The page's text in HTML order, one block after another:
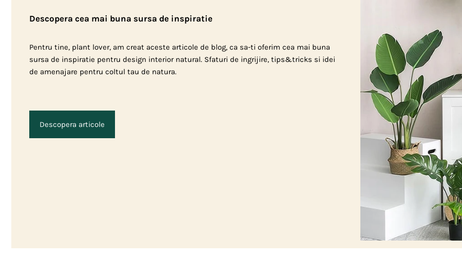
Descopera cea mai buna sursa de inspiratie
Pentru tine, plant lover, am creat aceste articole de blog, ca sa-ti oferim cea mai buna
sursa de inspiratie pentru design interior natural. Sfaturi de ingrijire, tips&tricks si idei
de amenajare pentru coltul tau de natura.
Descopera articole